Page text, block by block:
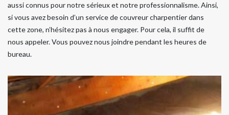
aussi connus pour notre sérieux et notre professionnalisme. Ainsi,
si vous avez besoin d’un service de couvreur charpentier dans
cette zone, n’hésitez pas à nous engager. Pour cela, il suffit de
nous appeler. Vous pouvez nous joindre pendant les heures de
bureau.